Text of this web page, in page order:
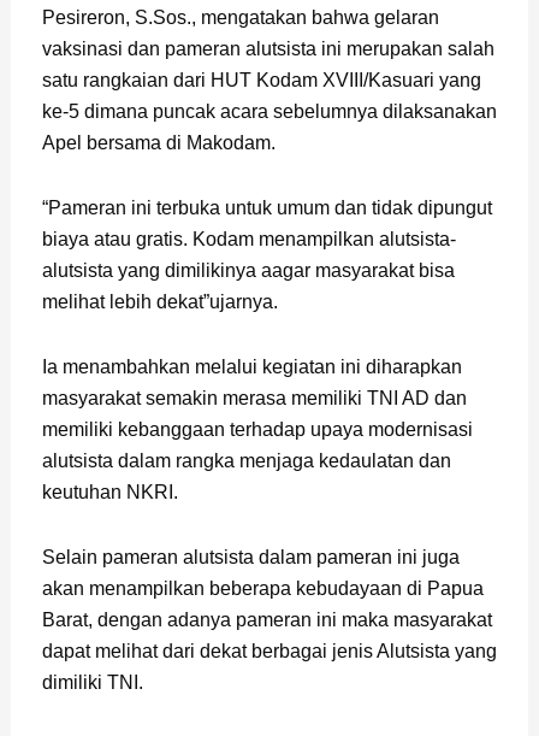
Pesireron, S.Sos., mengatakan bahwa gelaran
vaksinasi dan pameran alutsista ini merupakan salah
satu rangkaian dari HUT Kodam XVIII/Kasuari yang
ke-5 dimana puncak acara sebelumnya dilaksanakan
Apel bersama di Makodam.
“Pameran ini terbuka untuk umum dan tidak dipungut
biaya atau gratis. Kodam menampilkan alutsista-
alutsista yang dimilikinya aagar masyarakat bisa
melihat lebih dekat”ujarnya.
Ia menambahkan melalui kegiatan ini diharapkan
masyarakat semakin merasa memiliki TNI AD dan
memiliki kebanggaan terhadap upaya modernisasi
alutsista dalam rangka menjaga kedaulatan dan
keutuhan NKRI.
Selain pameran alutsista dalam pameran ini juga
akan menampilkan beberapa kebudayaan di Papua
Barat, dengan adanya pameran ini maka masyarakat
dapat melihat dari dekat berbagai jenis Alutsista yang
dimiliki TNI.